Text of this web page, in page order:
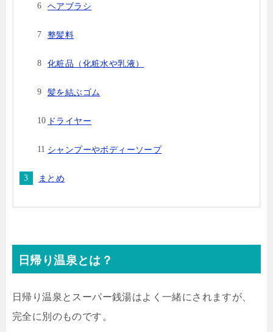
ヘアブラシ
整髪料
化粧品（化粧水や乳液）
髪を結ぶゴム
ドライヤー
シャンプーやボディーソープ
まとめ
日帰り温泉とは？
日帰り温泉とスーパー銭湯はよく一緒にされますが、
完全に別のものです。